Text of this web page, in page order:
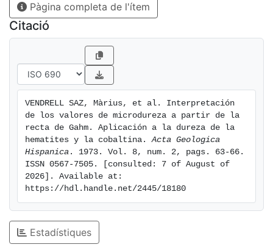
Pàgina completa de l'ítem
Citació
VENDRELL SAZ, Màrius, et al. Interpretación
de los valores de microdureza a partir de la
recta de Gahm. Aplicación a la dureza de la
hematites y la cobaltina. Acta Geologica
Hispanica . 1973. Vol. 8, num. 2, pags. 63-66.
ISSN 0567-7505. [consulted: 7 of August of
2026]. Available at:
https://hdl.handle.net/2445/18180
Estadístiques